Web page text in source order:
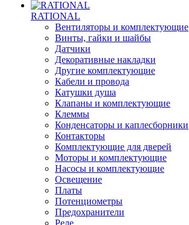
RATIONAL
Вентиляторы и комплектующие
Винты, гайки и шайбы
Датчики
Декоративные накладки
Другие комплектующие
Кабели и провода
Катушки душа
Клапаны и комплектующие
Клеммы
Конденсаторы и каплесборники
Контакторы
Комплектующие для дверей
Моторы и комплектующие
Насосы и комплектующие
Освещение
Платы
Потенциометры
Предохранители
Реле